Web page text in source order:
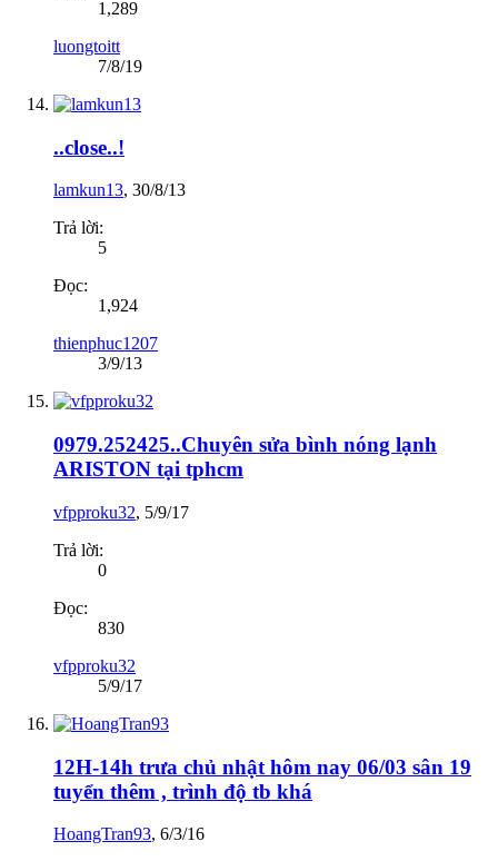
1,289
luongtoitt
7/8/19
..close..!
lamkun13, 30/8/13
Trả lời:
5
Đọc:
1,924
thienphuc1207
3/9/13
0979.252425..Chuyên sửa bình nóng lạnh
ARISTON tại tphcm
vfpproku32, 5/9/17
Trả lời:
0
Đọc:
830
vfpproku32
5/9/17
12H-14h trưa chủ nhật hôm nay 06/03 sân 19
tuyển thêm , trình độ tb khá
HoangTran93, 6/3/16